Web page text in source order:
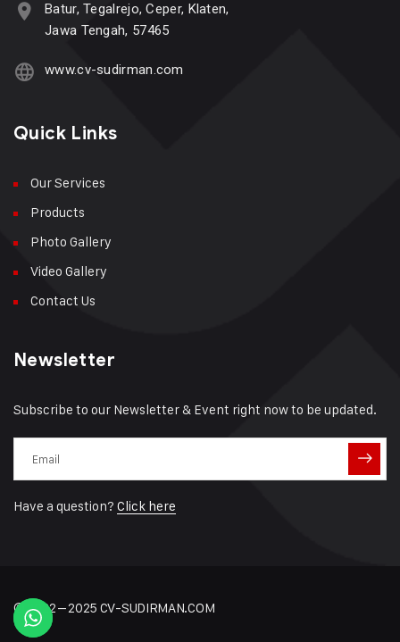
Batur, Tegalrejo, Ceper, Klaten,
Jawa Tengah, 57465
www.cv-sudirman.com
Quick Links
Our Services
Products
Photo Gallery
Video Gallery
Contact Us
Newsletter
Subscribe to our Newsletter & Event right now to be updated.
Have a question? Click here
© 2022 – 2025 CV-SUDIRMAN.COM